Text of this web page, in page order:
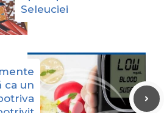
Seleuciei
ca un